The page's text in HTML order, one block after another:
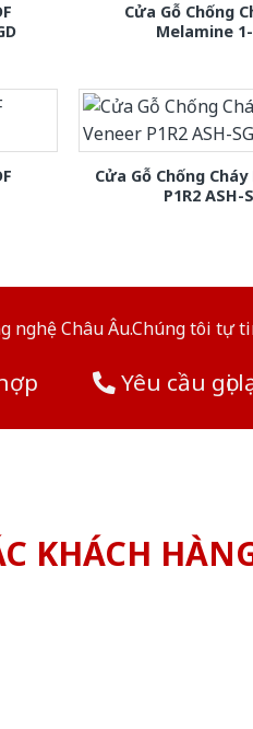
Cửa Gỗ Chống
Melamine 1-
Cửa Gỗ Chống
P1R2 ASH-
Châu Âu.Chúng tôi tự
Yêu cầu gọi
KHÁCH